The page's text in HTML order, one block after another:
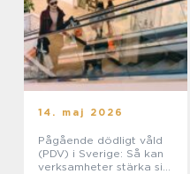
14. maj 2026
Pågående dödligt våld
(PDV) i Sverige: Så kan
verksamheter stärka sin